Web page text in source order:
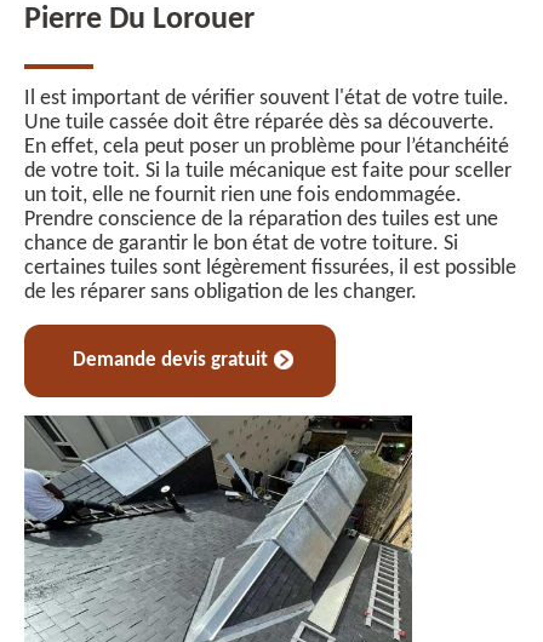
Pierre Du Lorouer
Il est important de vérifier souvent l'état de votre tuile.
Une tuile cassée doit être réparée dès sa découverte.
En effet, cela peut poser un problème pour l’étanchéité
de votre toit. Si la tuile mécanique est faite pour sceller
un toit, elle ne fournit rien une fois endommagée.
Prendre conscience de la réparation des tuiles est une
chance de garantir le bon état de votre toiture. Si
certaines tuiles sont légèrement fissurées, il est possible
de les réparer sans obligation de les changer.
Demande devis gratuit